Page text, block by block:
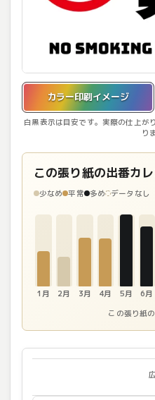
カラー印刷イメージ
白黒表示は目安です。実際の仕上が
り
カラー印刷イメージを表
この張り紙の出番カ
少なめ 平常 多め データなし
1月 2月 3月 4月 5月 6月
この張り紙